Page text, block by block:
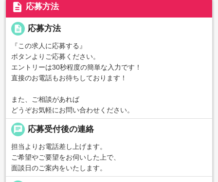
description 応募方法
description 応募方法
『この求人に応募する』
ボタンよりご応募ください。
エントリーは30秒程度の簡単な入力です！
直接のお電話もお待ちしております！
また、ご相談があれば
どうぞお気軽にお問い合わせください。
chat 応募受付後の連絡
担当よりお電話差し上げます。
ご希望やご要望をお伺いした上で、
面談日のご案内をいたします。